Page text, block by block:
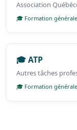
Association
🎓 Formation
🎓 ATP
Autres tâches
🎓 Formation